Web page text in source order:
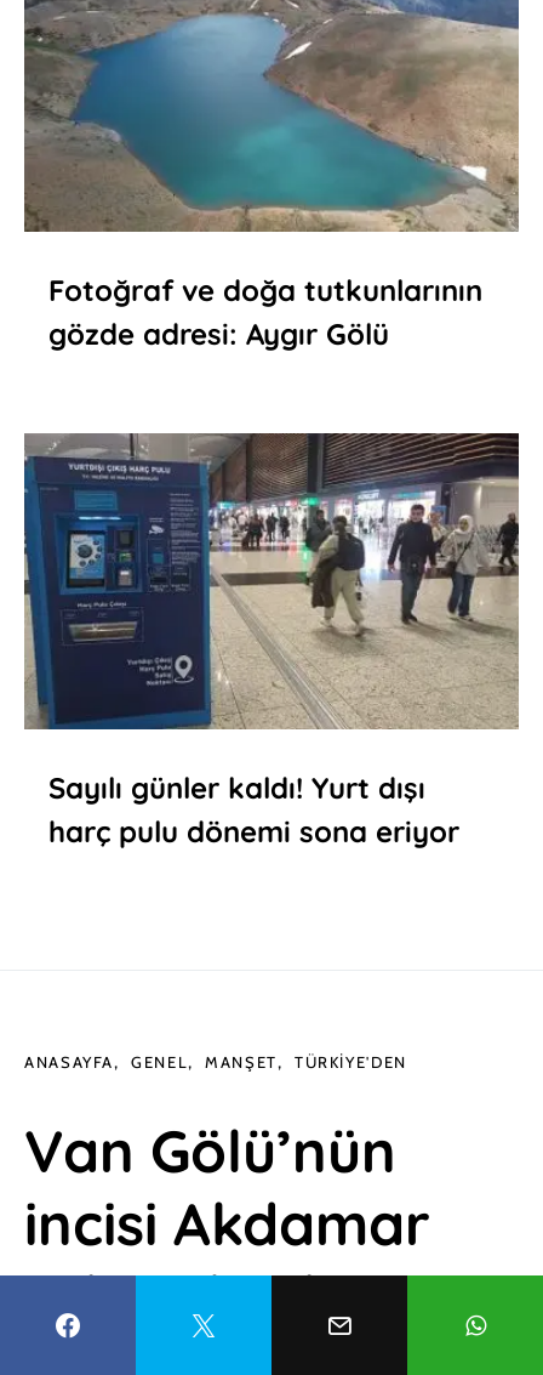
Fotoğraf ve doğa tutkunlarının
gözde adresi: Aygır Gölü
Sayılı günler kaldı! Yurt dışı
harç pulu dönemi sona eriyor
ANASAYFA GENEL MANŞET TÜRKIYE'DEN
Van Gölü’nün
incisi Akdamar
Adası, badem